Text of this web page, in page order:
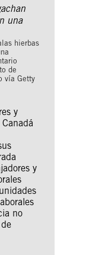
hierbas
de
vía Getty
y
y
no